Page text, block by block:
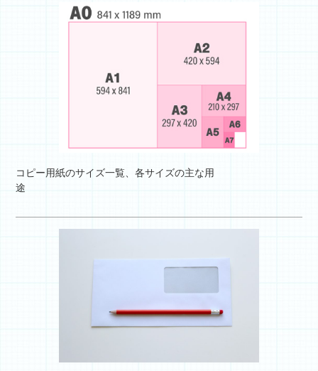
コピー用紙のサイズ一覧、各サイズの主な用
途